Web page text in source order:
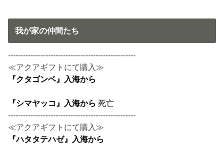
我が家の仲間たち
---------------------------------------------------
≪アクアギフトにて購入≫
『クタゴンベ』入海から
『シマヤッコ』入海から死亡
---------------------------------------------------
≪アクアギフトにて購入≫
『ハタタテハゼ』入海から